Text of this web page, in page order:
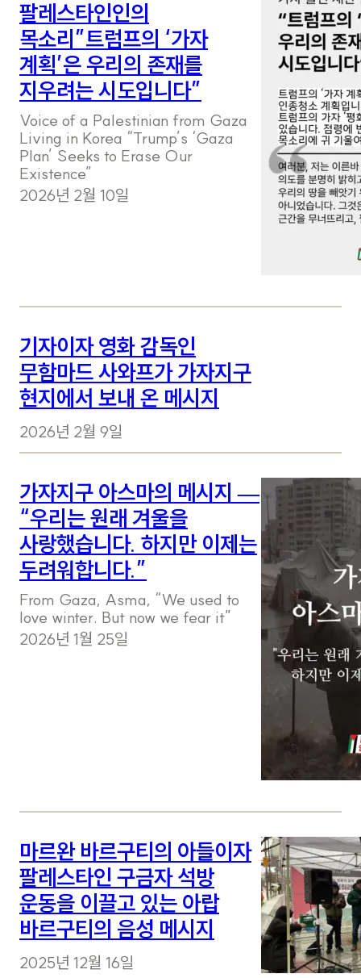
팔레스타인인의
목소리”트럼프의 ‘가자
계획’은 우리의 존재를
지우려는 시도입니다”
Voice of a Palestinian from Gaza
Living in Korea “Trump’s ‘Gaza
Plan’ Seeks to Erase Our
Existence”
2026년 2월 10일
기자이자 영화 감독인
무함마드 사와프가 가자지구
현지에서 보내 온 메시지
2026년 2월 9일
가자지구 아스마의 메시지 —
“우리는 원래 겨울을
사랑했습니다. 하지만 이제는
두려워합니다.”
From Gaza, Asma, “We used to
love winter. But now we fear it”
2026년 1월 25일
마르완 바르구티의 아들이자
팔레스타인 구금자 석방
운동을 이끌고 있는 아랍
바르구티의 음성 메시지
2025년 12월 16일